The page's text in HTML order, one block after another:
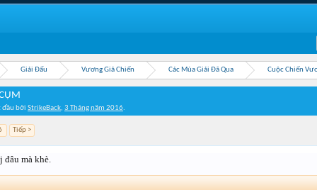
Giải Đấu Vương Giả Chiến Các Mùa Giải Đã Qua Cuộc Chiến
đầu bởi StrikeBack, 3 Tháng năm 2016.
Tiếp >
đâu mà khè.